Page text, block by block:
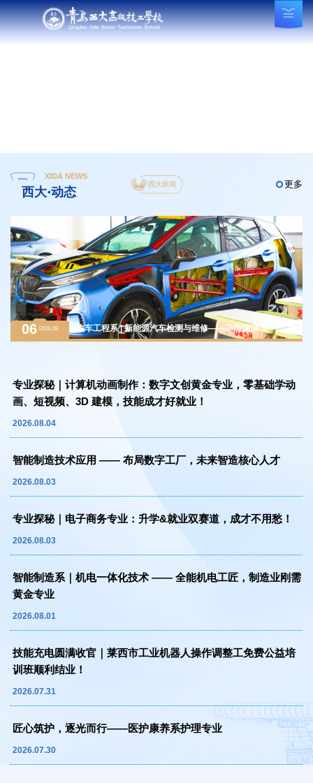
XIDA NEWS
西大·动态
西大新闻 更多
06 /2026.08
汽车工程系 | 新能源汽车检测与维修——新能源浪潮
下的黄金赛道，万亿级汽车后市场紧缺人才
专业探秘｜计算机动画制作：数字文创黄金专业，零基础学动
画、短视频、3D 建模，技能成才好就业！
2026.08.04
智能制造技术应用 —— 布局数字工厂，未来智造核心人才
2026.08.03
专业探秘｜电子商务专业：升学&就业双赛道，成才不用愁！
2026.08.03
智能制造系｜机电一体化技术 —— 全能机电工匠，制造业刚需
黄金专业
2026.08.01
技能充电圆满收官｜莱西市工业机器人操作调整工免费公益培
训班顺利结业！
2026.07.31
匠心筑护，逐光而行——医护康养系护理专业
2026.07.30